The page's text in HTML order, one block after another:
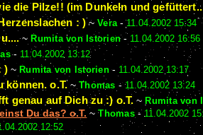
die Pilze!! (im Dunkeln und
: )~ Vera-11.04.2002 15:34
~ Rumita von Istorien- 11.04.2002 16:56
- 11.04.2002 13:12
)~ Rumita von Istorien- 11.04.2002 13:17
können. o.T. ~Thomas - 11.04.2002 13:24
genau auf Dich zu :) o.T. ~ Rumita von
Du das? o.T. ~Thomas- 11.04.2002
12:52